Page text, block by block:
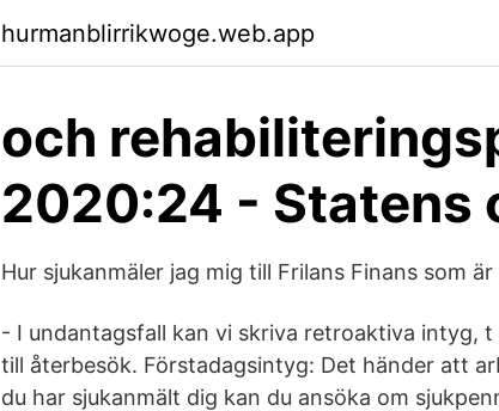
hurmanblirrikwoge.web.app
och
2020:24 - Statens
Hur sjukanmäler jag mig till Frilans Finans som är
- I undantagsfall kan vi skriva retroaktiva intyg,
till återbesök. Förstadagsintyg: Det händer att
du har sjukanmält dig kan du ansöka om